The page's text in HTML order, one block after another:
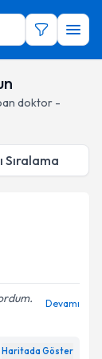
doktor -
Sıralama
Devamı
Haritada Göster